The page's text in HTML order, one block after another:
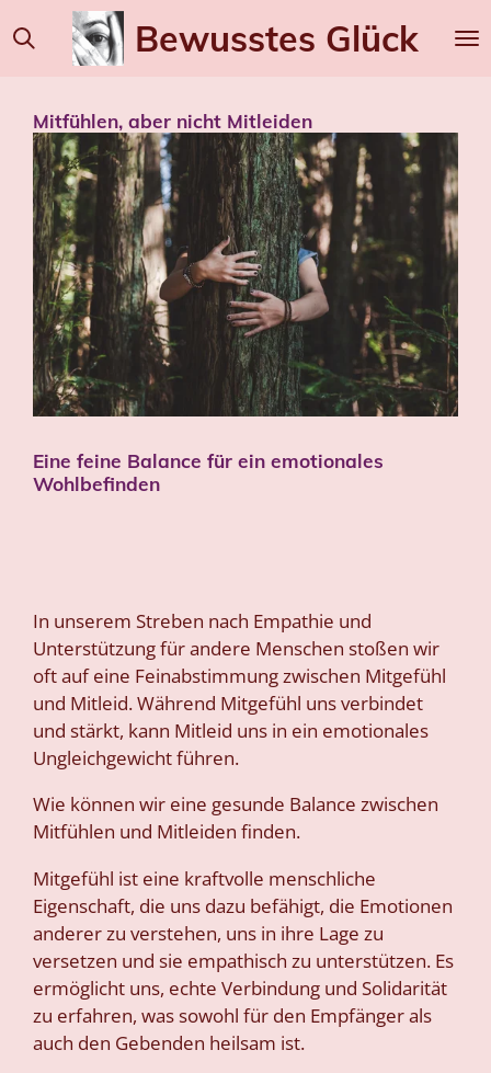
Zum
Hauptinhalt
Bewusstes Glück
Mitfühlen, aber nicht Mitleiden
Eine feine Balance für ein emotionales
Wohlbefinden
In unserem Streben nach Empathie und
Unterstützung für andere Menschen stoßen wir
oft auf eine Feinabstimmung zwischen Mitgefühl
und Mitleid. Während Mitgefühl uns verbindet
und stärkt, kann Mitleid uns in ein emotionales
Ungleichgewicht führen.
Wie können wir eine gesunde Balance zwischen
Mitfühlen und Mitleiden finden.
Mitgefühl ist eine kraftvolle menschliche
Eigenschaft, die uns dazu befähigt, die Emotionen
anderer zu verstehen, uns in ihre Lage zu
versetzen und sie empathisch zu unterstützen. Es
ermöglicht uns, echte Verbindung und Solidarität
zu erfahren, was sowohl für den Empfänger als
auch den Gebenden heilsam ist.